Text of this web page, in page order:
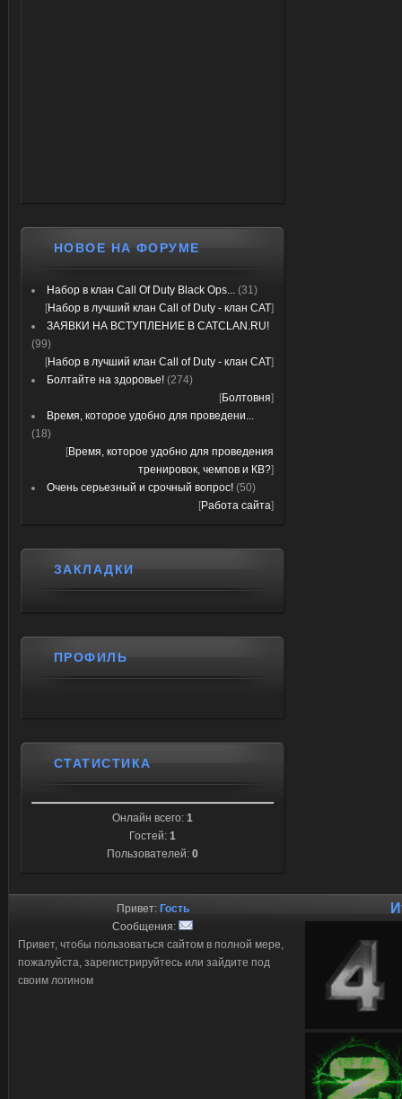
НОВОЕ НА ФОРУМЕ
Набор в клан Call Of Duty Black Ops... (31)
[Набор в лучший клан Call of Duty - клан CAT]
ЗАЯВКИ НА ВСТУПЛЕНИЕ В CATCLAN.RU!
(99)
[Набор в лучший клан Call of Duty - клан CAT]
Болтайте на здоровье! (274)
[Болтовня]
Время, которое удобно для проведени...
(18)
[Время, которое удобно для проведения
тренировок, чемпов и КВ?]
Очень серьезный и срочный вопрос! (50)
[Работа сайта]
ЗАКЛАДКИ
ПРОФИЛЬ
СТАТИСТИКА
Онлайн всего: 1
Гостей: 1
Пользователей: 0
Привет: Гость
Сообщения:
Привет, чтобы пользоваться сайтом в полной мере,
пожалуйста, зарегистрируйтесь или зайдите под
своим логином